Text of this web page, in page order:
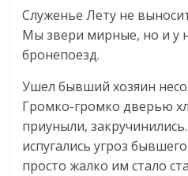
Служенье Лету не
Мы звери мирные, но и у
бронепоезд.
Ушел бывший хозяин
Громко-громко дверью
приуныли,
испугались угроз
просто жалко им стало